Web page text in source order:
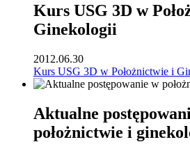
Kurs USG 3D w
Ginekologii
2012.06.30
Kurs USG 3D w Położnictwie i
Aktualne
położnictwie i